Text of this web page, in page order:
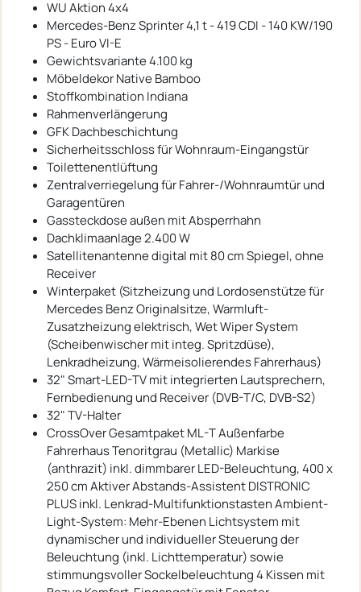
WU Aktion 4x4
Mercedes-Benz Sprinter 4,1 t - 419 CDI - 140 KW/190
PS - Euro VI-E
Gewichtsvariante 4.100 kg
Möbeldekor Native Bamboo
Stoffkombination Indiana
Rahmenverlängerung
GFK Dachbeschichtung
Sicherheitsschloss für Wohnraum-Eingangstür
Toilettenentlüftung
Zentralverriegelung für Fahrer-/Wohnraumtür und
Garagentüren
Gassteckdose außen mit Absperrhahn
Dachklimaanlage 2.400 W
Satellitenantenne digital mit 80 cm Spiegel, ohne
Receiver
Winterpaket (Sitzheizung und Lordosenstütze für
Mercedes Benz Originalsitze, Warmluft-
Zusatzheizung elektrisch, Wet Wiper System
(Scheibenwischer mit integ. Spritzdüse),
Lenkradheizung, Wärmeisolierendes Fahrerhaus)
32" Smart-LED-TV mit integrierten Lautsprechern,
Fernbedienung und Receiver (DVB-T/C, DVB-S2)
32" TV-Halter
CrossOver Gesamtpaket ML-T Außenfarbe
Fahrerhaus Tenoritgrau (Metallic) Markise
(anthrazit) inkl. dimmbarer LED-Beleuchtung, 400 x
250 cm Aktiver Abstands-Assistent DISTRONIC
PLUS inkl. Lenkrad-Multifunktionstasten Ambient-
Light-System: Mehr-Ebenen Lichtsystem mit
dynamischer und individueller Steuerung der
Beleuchtung (inkl. Lichttemperatur) sowie
stimmungsvoller Sockelbeleuchtung 4 Kissen mit